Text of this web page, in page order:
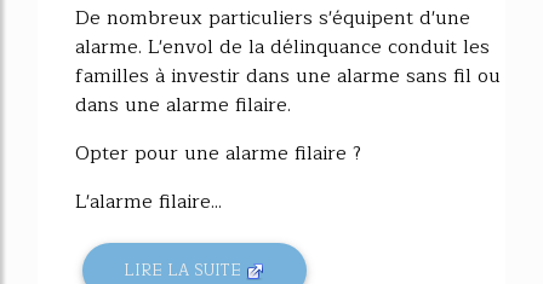
De nombreux particuliers s'équipent d'une
alarme. L'envol de la délinquance conduit les
familles à investir dans une alarme sans fil ou
dans une alarme filaire.
Opter pour une alarme filaire ?
L'alarme filaire...
LIRE LA SUITE